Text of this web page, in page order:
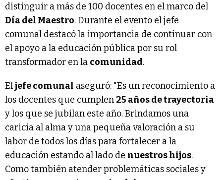
distinguir a más de 100 docentes en el marco del
Día del Maestro. Durante el evento el jefe
comunal destacó la importancia de continuar con
el apoyo a la educación pública por su rol
transformador en la comunidad.
Eljefe comunal aseguró: "Es un reconocimiento a
los docentes que cumplen 25 años de trayectoria
y los que se jubilan este año. Brindamos una
caricia al alma y una pequeña valoración a su
labor de todos los días para fortalecer a la
educación estando al lado de nuestros hijos.
Como también atender problemáticas sociales y